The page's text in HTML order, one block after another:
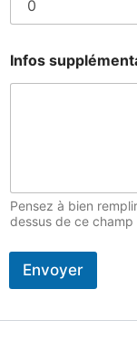
Infos
Pensez à bien
dessus de ce champ
Envoyer